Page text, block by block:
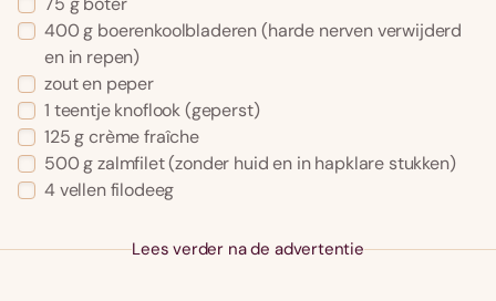
400 g boerenkoolbladeren (harde nerven verwijderd
en in repen)
zout en peper
1 teentje knoflook (geperst)
125 g crème fraîche
500 g zalmfilet (zonder huid en in hapklare stukken)
4 vellen filodeeg
Lees verder na de advertentie